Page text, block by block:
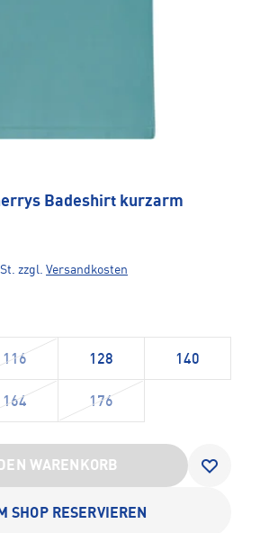
Badeshirt kurzarm
zzgl. Versandkosten
116 128 140
164 176
WARENKORB
SHOP RESERVIEREN